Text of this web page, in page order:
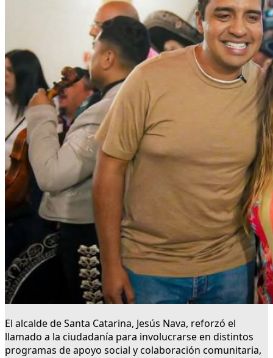
El alcalde de Santa Catarina, Jesús Nava, reforzó el
llamado a la ciudadanía para involucrarse en distintos
programas de apoyo social y colaboración comunitaria,